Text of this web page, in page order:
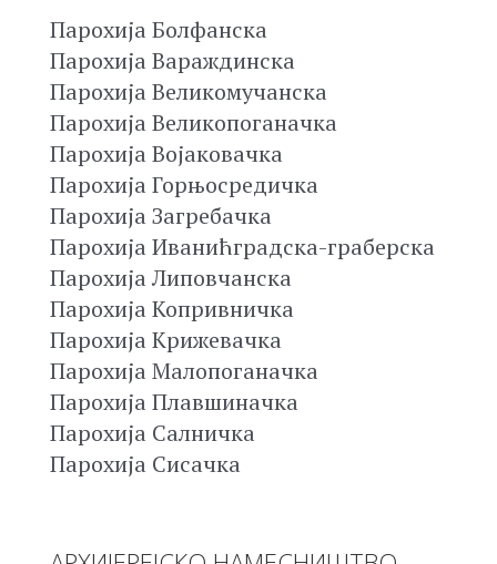
Парохија Болфанска
Парохија Вараждинска
Парохија Великомучанска
Парохија Великопоганачка
Парохија Војаковачка
Парохија Горњосредичка
Парохија Загребачка
Парохија Иванићградска-граберска
Парохија Липовчанска
Парохија Копривничка
Парохија Крижевачка
Парохија Малопоганачка
Парохија Плавшиначка
Парохија Салничка
Парохија Сисачка